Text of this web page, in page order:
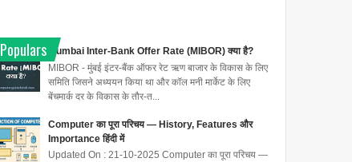
Populars
Mumbai Inter-Bank Offer Rate (MIBOR) क्या है?
MIBOR - मुंबई इंटर-बैंक ऑफर रेट ऋण बाजार के विकास के लिए
समिति जिसने अध्ययन किया था और कॉल मनी मार्केट के लिए
बेंचमार्क दर के विकास के तौर-त...
Computer का पूरा परिचय — History, Features और
Importance हिंदी में
Updated On : 21-10-2025 Computer का पूरा परिचय —